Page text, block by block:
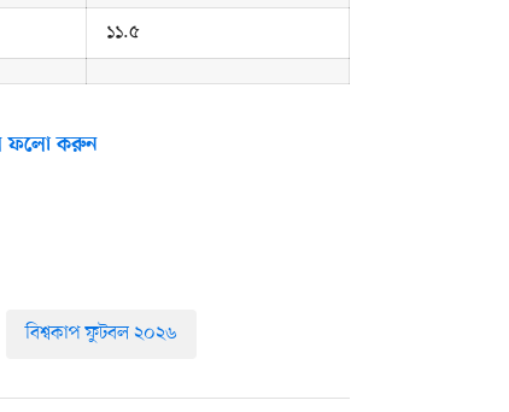
১১.৫
ফলো করুন
বিশ্বকাপ ফুটবল ২০২৬